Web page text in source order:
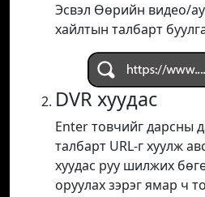
Эсвэл Өөрийн видео/
хайлтын талбарт
DVR хуудас
Enter товчийг дарсны
талбарт URL-г хуулж
хуудас руу шилжих
оруулах зэрэг ямар ч